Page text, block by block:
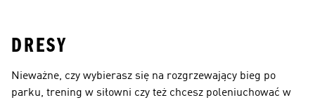
DRESY
Nieważne, czy wybierasz się na rozgrzewający bieg po
parku, trening w siłowni czy też chcesz poleniuchować w